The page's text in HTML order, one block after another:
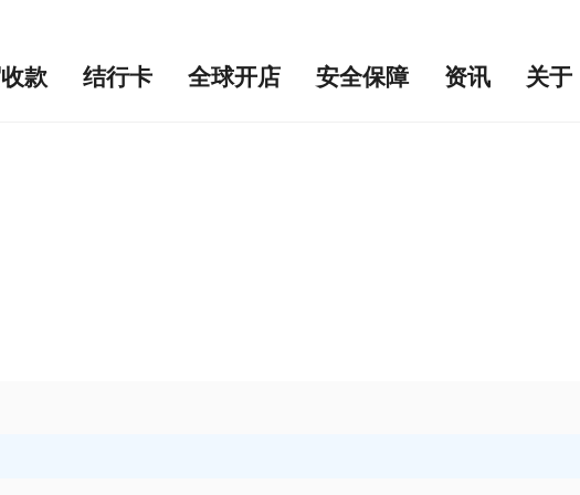
款 结行卡 全球开店 安全保障 资讯 关于